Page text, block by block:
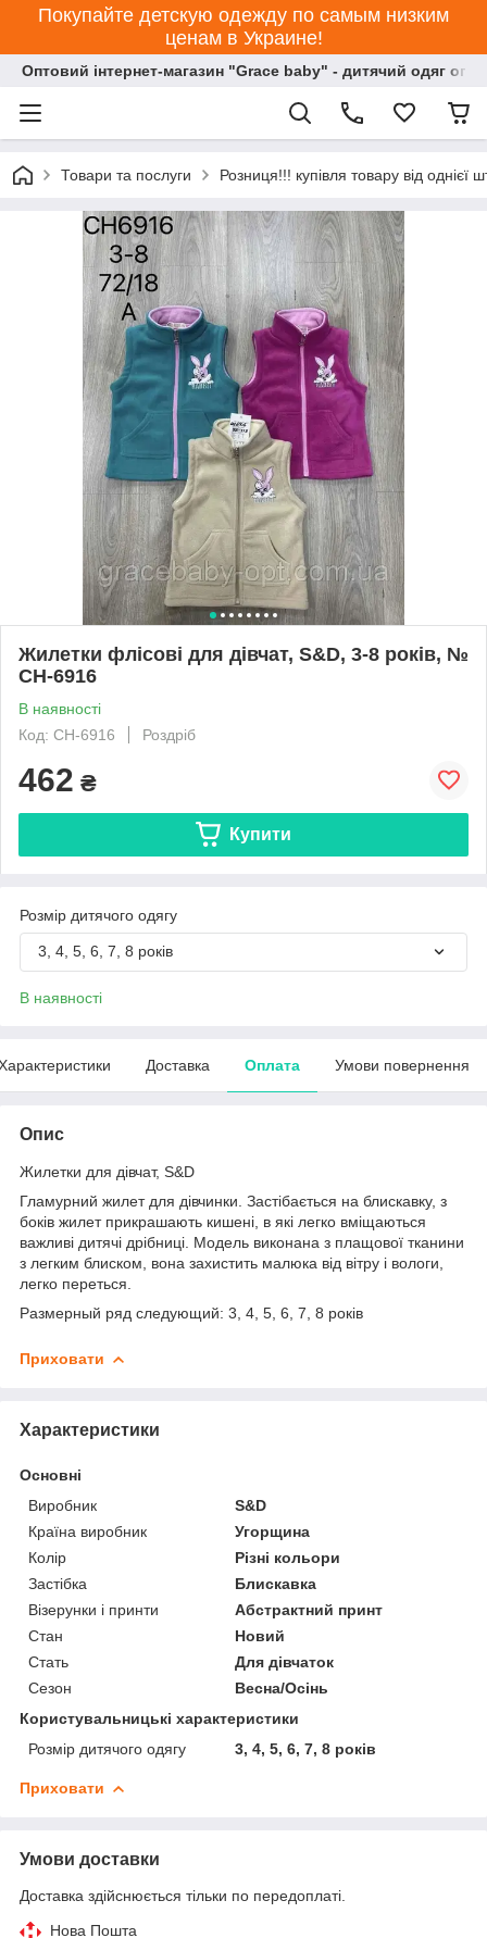
Покупайте детскую одежду по самым низким
ценам в Украине!
Оптовий інтернет-магазин "Grace baby" - дитячий одяг
Товари та послуги Розниця!!! купівля товару від однієї
Жилетки флісові для дівчат, S&D, 3-8 років, №
CH-6916
В наявності
Код: CH-6916
Роздріб
462 ₴
Купити
Розмір дитячого одягу
3, 4, 5, 6, 7, 8 років
В наявності
Доставка Оплата Умови повернення
Опис
Жилетки для дівчат, S&D
Гламурний жилет для дівчинки. Застібається на блискавку, з
боків жилет прикрашають кишені, в які легко вміщаються
важливі дитячі дрібниці. Модель виконана з плащової тканини
з легким блиском, вона захистить малюка від вітру і вологи,
легко переться.
Размерный ряд следующий: 3, 4, 5, 6, 7, 8 років
Приховати
Характеристики
Основні
Виробник
S&D
Країна виробник
Угорщина
Колір
Різні кольори
Застібка
Блискавка
Візерунки і принти
Абстрактний принт
Стан
Новий
Стать
Для дівчаток
Сезон
Весна/Осінь
Користувальницькі характеристики
Розмір дитячого одягу
3, 4, 5, 6, 7, 8 років
Приховати
Умови доставки
Доставка здійснюється тільки по передоплаті.
Нова Пошта